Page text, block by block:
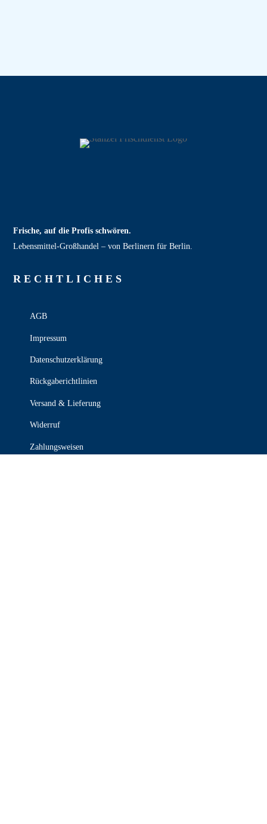
Frische, auf die Profis schwören.
Lebensmittel‑Großhandel – von Berlinern für Berlin.
RECHT­LICHES
AGB
Impressum
Datenschutzerklärung
Rückgaberichtlinien
Versand & Lieferung
Widerruf
Zahlungsweisen